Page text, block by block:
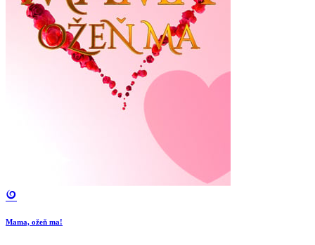
Mama, ožeň ma!